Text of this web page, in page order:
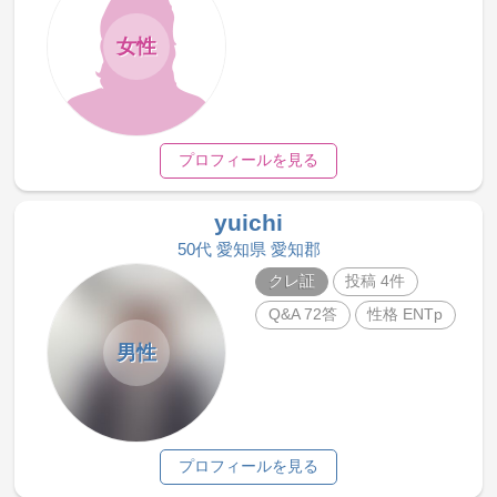
女性
プロフィールを見る
yuichi
50代 愛知県 愛知郡
男性
クレ証
投稿 4件
Q&A 72答
性格 ENTp
プロフィールを見る